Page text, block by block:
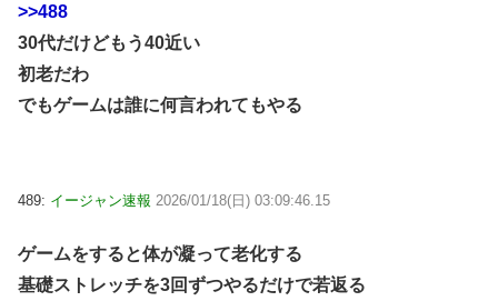
>>488
30代だけどもう40近い
初老だわ
でもゲームは誰に何言われてもやる
489: イージャン速報 2026/01/18(日) 03:09:46.15
ゲームをすると体が凝って老化する
基礎ストレッチを3回ずつやるだけで若返る